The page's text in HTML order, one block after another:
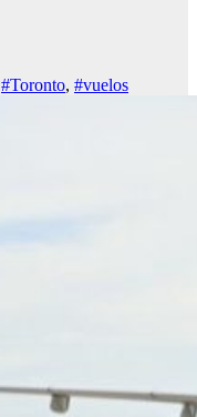
#Toronto, #vuelos